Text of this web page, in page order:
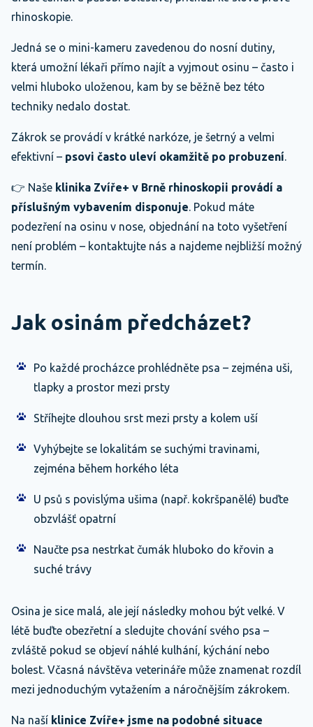
rhinoskopie.
Jedná se o mini-kameru zavedenou do nosní dutiny,
která umožní lékaři přímo najít a vyjmout osinu – často i
velmi hluboko uloženou, kam by se běžně bez této
techniky nedalo dostat.
Zákrok se provádí v krátké narkóze, je šetrný a velmi
efektivní – psovi často uleví okamžitě po probuzení.
👉 Naše klinika Zvíře+ v Brně rhinoskopii provádí a
příslušným vybavením disponuje. Pokud máte
podezření na osinu v nose, objednání na toto vyšetření
není problém – kontaktujte nás a najdeme nejbližší možný
termín.
Jak osinám předcházet?
Po každé procházce prohlédněte psa – zejména uši,
tlapky a prostor mezi prsty
Stříhejte dlouhou srst mezi prsty a kolem uší
Vyhýbejte se lokalitám se suchými travinami,
zejména během horkého léta
U psů s povislýma ušima (např. kokršpanělé) buďte
obzvlášť opatrní
Naučte psa nestrkat čumák hluboko do křovin a
suché trávy
Osina je sice malá, ale její následky mohou být velké. V
létě buďte obezřetní a sledujte chování svého psa –
zvláště pokud se objeví náhlé kulhání, kýchání nebo
bolest. Včasná návštěva veterináře může znamenat rozdíl
mezi jednoduchým vytažením a náročnějším zákrokem.
Na naší klinice Zvíře+ jsme na podobné situace